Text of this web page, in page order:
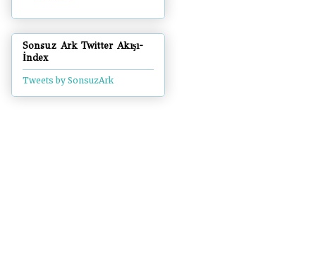
Sonsuz Ark Twitter Akışı-
İndex
Tweets by SonsuzArk